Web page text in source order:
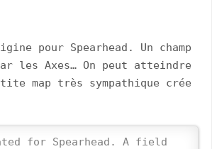
pour Spearhead. Un champ
les Axes… On peut atteindre
map très sympathique crée
for Spearhead. A field